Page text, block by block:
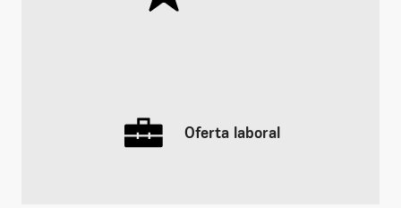
Oferta laboral